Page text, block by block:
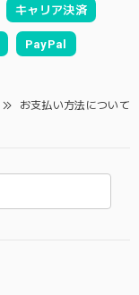
キャリア決済
PayPal
お支払い方法について